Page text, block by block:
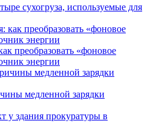
сухогруза, используемые для
преобразовать «фоновое
энергии
медленной зарядки